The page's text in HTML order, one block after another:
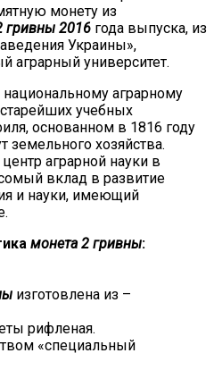
монету из
гривны 2016 года выпуска, из
Украины»,
аграрный университет.
аграрному
учебных
основанном в 1816 году
земельного хозяйства.
аграрной науки в
вклад в развитие
и науки, имеющий
монета 2 гривны:
изготовлена из –
рифленая.
«специальный